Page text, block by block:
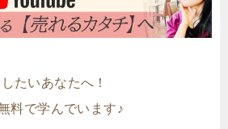
たいあなたへ！
料で学んでいます♪